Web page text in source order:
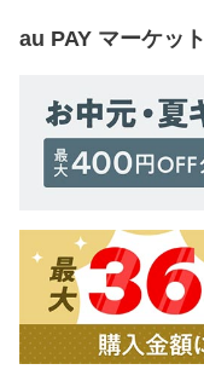
au PAY マーケット